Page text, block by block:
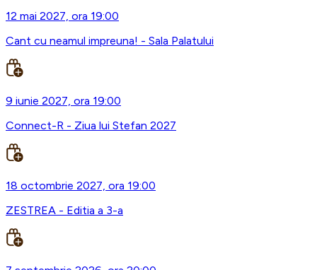
12 mai 2027, ora 19:00
Cant cu neamul impreuna! - Sala Palatului
9 iunie 2027, ora 19:00
Connect-R - Ziua lui Stefan 2027
18 octombrie 2027, ora 19:00
ZESTREA - Editia a 3-a